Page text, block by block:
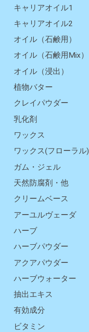
キャリアオイル1
キャリアオイル2
オイル（石鹸用）
オイル（石鹸用Mix）
オイル（浸出）
植物バター
クレイパウダー
乳化剤
ワックス
ワックス(フローラル)
ガム・ジェル
天然防腐剤・他
クリームベース
アーユルヴェーダ
ハーブ
ハーブパウダー
アクアパウダー
ハーブウォーター
抽出エキス
有効成分
ビタミン